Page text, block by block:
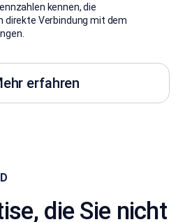
kennen, die
direkte Verbindung mit dem
erfahren
die Sie nicht